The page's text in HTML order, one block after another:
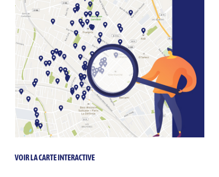
VOIR LA CARTE INTERACTIVE